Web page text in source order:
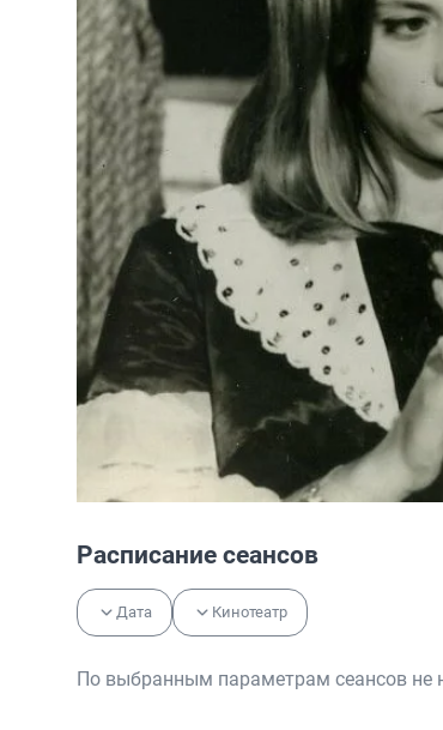
Расписание сеансов
Дата Кинотеатр
По выбранным параметрам сеансов не